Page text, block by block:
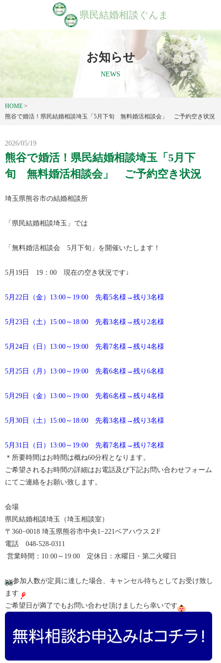
県民結婚相談ぐんま
お知らせ
NEWS
HOME >
熊谷で婚活！県民結婚相談埼玉「5月下旬 無料婚活相談会」 ご予約空き状況
2026/05/19
熊谷で婚活！県民結婚相談埼玉「5月下
旬 無料婚活相談会」 ご予約空き状況
埼玉県熊谷市の結婚相談所
「県民結婚相談埼玉」では
「無料婚活相談会 5月下旬」を開催いたします！
5月19日 19：00 現在の空き状況です↓
5月22日（金）13:00～19:00 先着5名様→残り3名様
5月23日（土）15:00～18:00 先着3名様→残り2名様
5月24日（日）13:00～19:00 先着7名様→残り4名様
5月25日（月）13:00～19:00 先着6名様→残り6名様
5月29日（金）13:00～19:00 先着6名様→残り4名様
5月30日（土）15:00～18:00 先着3名様→残り3名様
5月31日（日）13:00～19:00 先着7名様→残り7名様
＊所要時間はお時間は概ね60分程となります。
ご希望されるお時間の詳細はお電話及び下記お問い合わせフォーム
にてご連絡をお願い致します。
会場
県民結婚相談埼玉（埼玉相談室）
〒360−0018 埼玉県熊谷市中央1−221ベアハウス２F
電話 048-528-0311
営業時間：10:00～19:00 定休日：水曜日・第二火曜日
参加人数が定員に達した場合、キャンセル待ちとしてお受け致し
ます
ご希望日が満了でもお問い合わせ頂けましたら幸いです